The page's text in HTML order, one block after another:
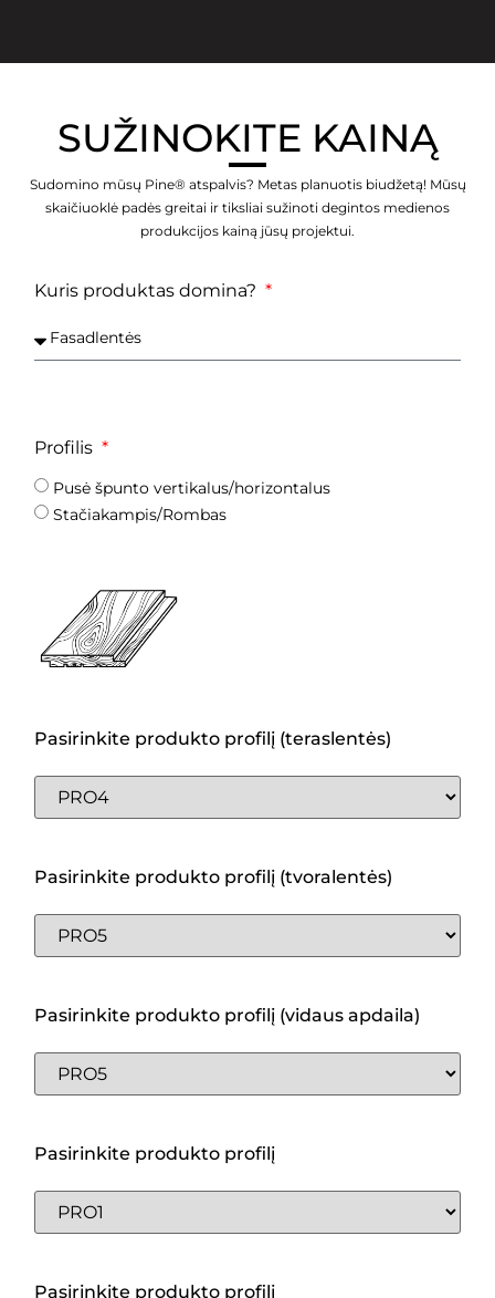
SUŽINOKITE KAINĄ
Sudomino mūsų Pine® atspalvis? Metas planuotis biudžetą! Mūsų
skaičiuoklė padės greitai ir tiksliai sužinoti degintos medienos
produkcijos kainą jūsų projektui.
Kuris produktas domina?
Profilis
Pusė špunto vertikalus/horizontalus
Stačiakampis/Rombas
Pasirinkite produkto profilį (teraslentės)
Pasirinkite produkto profilį (tvoralentės)
Pasirinkite produkto profilį (vidaus apdaila)
Pasirinkite produkto profilį
Pasirinkite produkto profilį